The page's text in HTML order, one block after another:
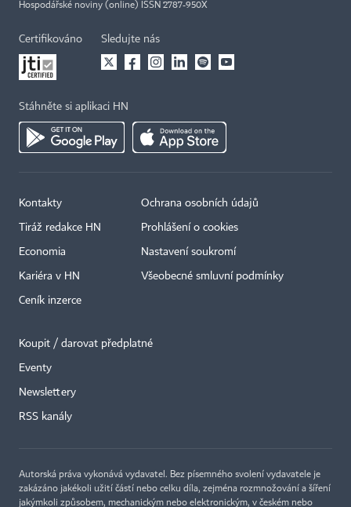
Hospodářské noviny (online) ISSN 2787-950X
Certifikováno Sledujte nás
Stáhněte si aplikaci HN
Kontakty
Tiráž redakce HN
Economia
Kariéra v HN
Ceník inzerce
Ochrana osobních údajů
Prohlášení o cookies
Nastavení soukromí
Všeobecné smluvní podmínky
Koupit / darovat předplatné
Eventy
Newslettery
RSS kanály
Autorská práva vykonává vydavatel. Bez písemného svolení vydavatele je
zakázáno jakékoli užití částí nebo celku díla, zejména rozmnožování a šíření
jakýmkoli způsobem, mechanickým nebo elektronickým, v českém nebo